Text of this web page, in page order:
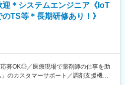
、在宅医療サービスなど。
ス、水道など生活に必要なライフライ
開発。水道管が無くても利用できるAI
る業務
いるため職種未経験＆技術的な知識が
可能となっております。
システムやIoT製品を扱っており、業務
ることが可能です。
用です。就業態度に問題がなければ原則
クラスシェアを誇る優良企業の正社員と
（登用率98%、試験ノルマなし）
迎＊システムエンジニア《IoT
TS等＊長期研修あり！》
応募OK◎／医療現場で薬剤師の仕事を助
のカスタマーサポート／調剤支援機